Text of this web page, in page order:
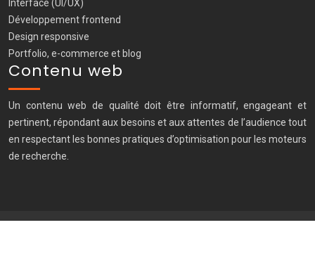
Interface (UI/UX)
Développement frontend
Design responsive
Portfolio, e-commerce et blog
Contenu web
Un contenu web de qualité doit être informatif, engageant et
pertinent, répondant aux besoins et aux attentes de l’audience tout
en respectant les bonnes pratiques d’optimisation pour les moteurs
de recherche.